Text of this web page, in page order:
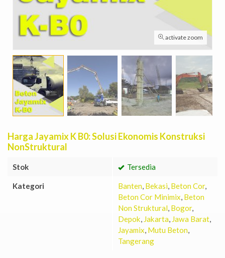
activate zoom
Harga Jayamix K B0: Solusi Ekonomis Konstruksi
NonStruktural
Stok Tersedia
Kategori Banten, Bekasi, Beton Cor,
Beton Cor Minimix, Beton
Non Struktural, Bogor,
Depok, Jakarta, Jawa Barat,
Jayamix, Mutu Beton,
Tangerang